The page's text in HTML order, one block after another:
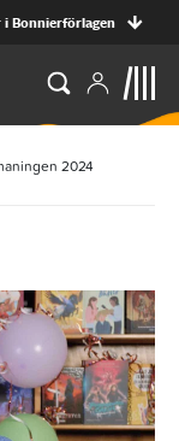
i Bonnierförlagen
2024